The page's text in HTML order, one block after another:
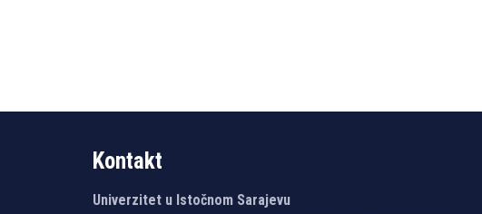
Kontakt
Univerzitet u Istočnom Sarajevu